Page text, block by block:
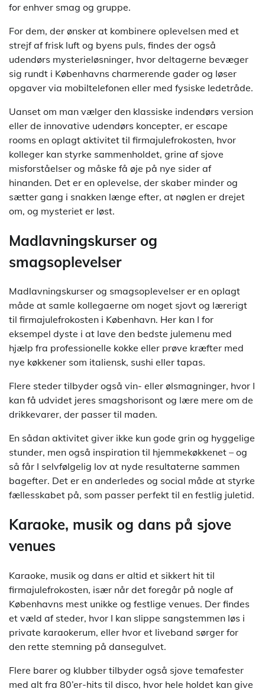
for enhver smag og gruppe.
For dem, der ønsker at kombinere oplevelsen med et
strejf af frisk luft og byens puls, findes der også
udendørs mysterieløsninger, hvor deltagerne bevæger
sig rundt i Københavns charmerende gader og løser
opgaver via mobiltelefonen eller med fysiske ledetråde.
Uanset om man vælger den klassiske indendørs version
eller de innovative udendørs koncepter, er escape
rooms en oplagt aktivitet til firmajulefrokosten, hvor
kolleger kan styrke sammenholdet, grine af sjove
misforståelser og måske få øje på nye sider af
hinanden. Det er en oplevelse, der skaber minder og
sætter gang i snakken længe efter, at nøglen er drejet
om, og mysteriet er løst.
Madlavningskurser og
smagsoplevelser
Madlavningskurser og smagsoplevelser er en oplagt
måde at samle kollegaerne om noget sjovt og lærerigt
til firmajulefrokosten i København. Her kan I for
eksempel dyste i at lave den bedste julemenu med
hjælp fra professionelle kokke eller prøve kræfter med
nye køkkener som italiensk, sushi eller tapas.
Flere steder tilbyder også vin- eller ølsmagninger, hvor I
kan få udvidet jeres smagshorisont og lære mere om de
drikkevarer, der passer til maden.
En sådan aktivitet giver ikke kun gode grin og hyggelige
stunder, men også inspiration til hjemmekøkkenet – og
så får I selvfølgelig lov at nyde resultaterne sammen
bagefter. Det er en anderledes og social måde at styrke
fællesskabet på, som passer perfekt til en festlig juletid.
Karaoke, musik og dans på sjove
venues
Karaoke, musik og dans er altid et sikkert hit til
firmajulefrokosten, især når det foregår på nogle af
Københavns mest unikke og festlige venues. Der findes
et væld af steder, hvor I kan slippe sangstemmen løs i
private karaokerum, eller hvor et liveband sørger for
den rette stemning på dansegulvet.
Flere barer og klubber tilbyder også sjove temafester
med alt fra 80’er-hits til disco, hvor hele holdet kan give